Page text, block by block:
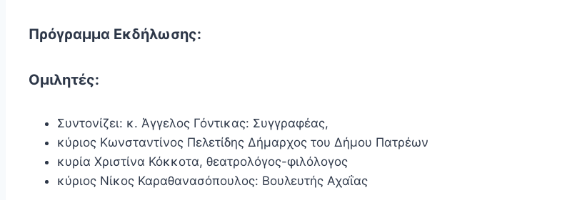
Πρόγραμμα Εκδήλωσης:
Ομιλητές:
Συντονίζει: κ. Άγγελος Γόντικας: Συγγραφέας,
κύριος Κωνσταντίνος Πελετίδης Δήμαρχος του Δήμου Πατρέων
κυρία Χριστίνα Κόκκοτα, θεατρολόγος-φιλόλογος
κύριος Νίκος Καραθανασόπουλος: Βουλευτής Αχαΐας